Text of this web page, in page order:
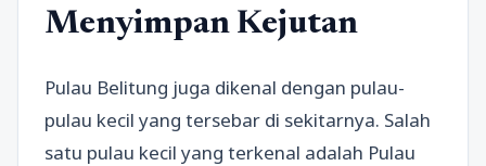
Menyimpan Kejutan
Pulau Belitung juga dikenal dengan pulau-
pulau kecil yang tersebar di sekitarnya. Salah
satu pulau kecil yang terkenal adalah Pulau